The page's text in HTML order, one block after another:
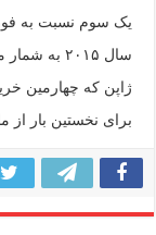
یک سوم نسبت به
سال ۲۰۱۵ به شمار می‌رود.
ژاپن که چهارمین
برای نخستین بار از مارس ۲۰۱۶ از ایران نفت